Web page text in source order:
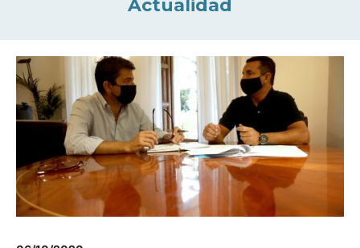
Actualidad